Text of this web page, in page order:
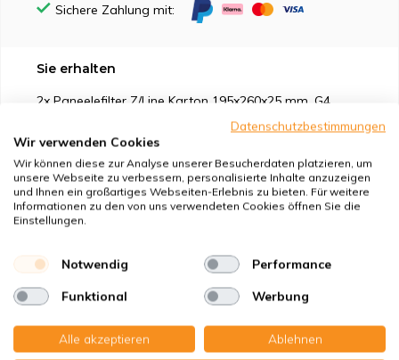
Sichere Zahlung mit:
Sie erhalten
2x Paneelefilter Z/Line Karton 195x260x25 mm. G4
Geeignet für
Eigenschaften
Produktbeschreibung
Datenschutzbestimmungen
Wir verwenden Cookies
Wir können diese zur Analyse unserer Besucherdaten platzieren, um
unsere Webseite zu verbessern, personalisierte Inhalte anzuzeigen
und Ihnen ein großartiges Webseiten-Erlebnis zu bieten. Für weitere
Informationen zu den von uns verwendeten Cookies öffnen Sie die
Einstellungen.
Notwendig Performance
Funktional Werbung
Alle akzeptieren Ablehnen